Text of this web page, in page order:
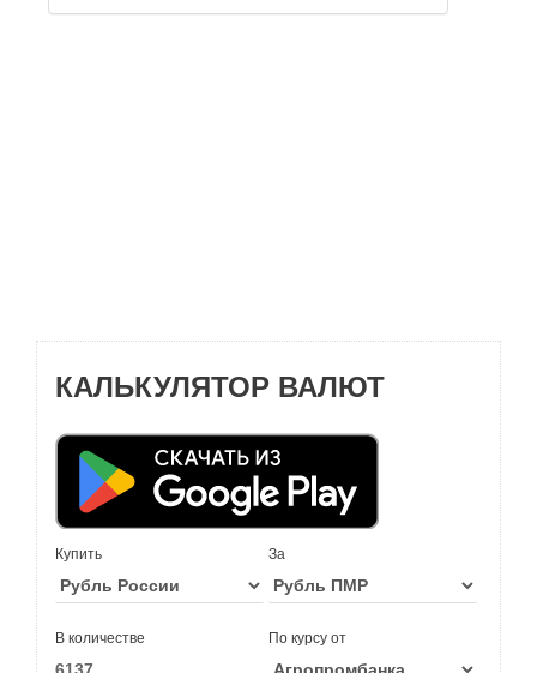
КАЛЬКУЛЯТОР ВАЛЮТ
Купить За
В количестве По курсу от